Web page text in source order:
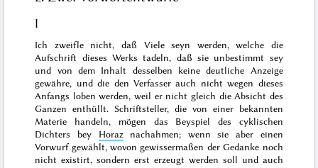
I
Ich zweifle nicht, daß Viele seyn werden, welche die
Aufschrift dieses Werks tadeln, daß sie unbestimmt sey
und von dem Inhalt desselben keine deutliche Anzeige
gewähre, und die den Verfasser auch nicht wegen dieses
Anfangs loben werden, weil er nicht gleich die Absicht des
Ganzen enthüllt. Schriftsteller, die von einer bekannten
Materie handeln, mögen das Beyspiel des cyklischen
Dichters bey Horaznachahmen; wenn sie aber einen
Vorwurf gewählt, wovon gewissermaßen der Gedanke noch
nicht existirt, sondern erst erzeugt werden soll und auch